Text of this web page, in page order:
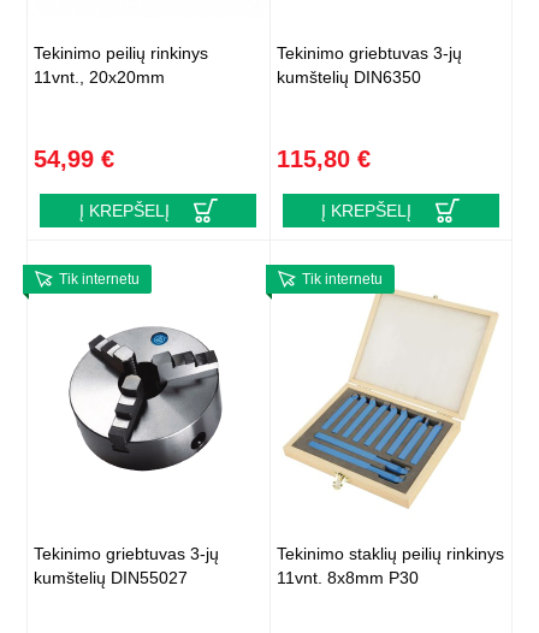
Tekinimo peilių rinkinys
11vnt., 20x20mm
54,99 €
Į KREPŠELĮ
Tekinimo griebtuvas 3-jų
kumštelių DIN6350
115,80 €
Į KREPŠELĮ
Tik internetu
Tekinimo griebtuvas 3-jų
kumštelių DIN55027
Tik internetu
Tekinimo staklių peilių rinkinys
11vnt. 8x8mm P30